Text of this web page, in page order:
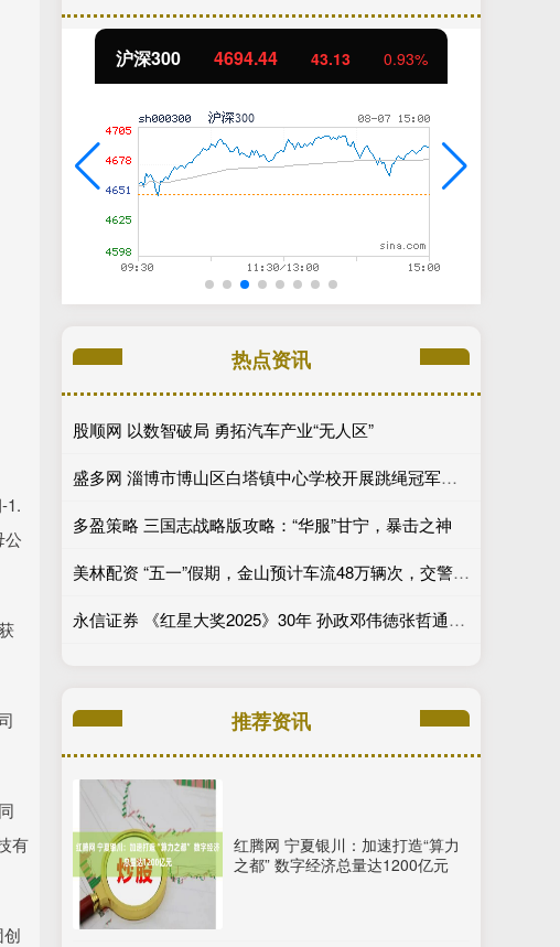
1.
公
有
沪深300 4694.44 43.13 0.93%
热点资讯
股顺网 以数智破局 勇拓汽车产业“无人区”
盛多网 淄博市博山区白塔镇中心学校开展跳绳冠军进校园指导活动
多盈策略 三国志战略版攻略：“华服”甘宁，暴击之神
美林配资 “五一”假期，金山预计车流48万辆次，交警“空地联动”应对“大考”
永信证券 《红星大奖2025》30年 孙政邓伟徳张哲通登顶“最受欢迎潜力星”_角色_电视剧_新生代
推荐资讯
红腾网 宁夏银川：加速打造“算力
之都” 数字经济总量达1200亿元